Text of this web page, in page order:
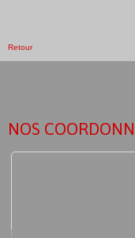
Retour
NOS